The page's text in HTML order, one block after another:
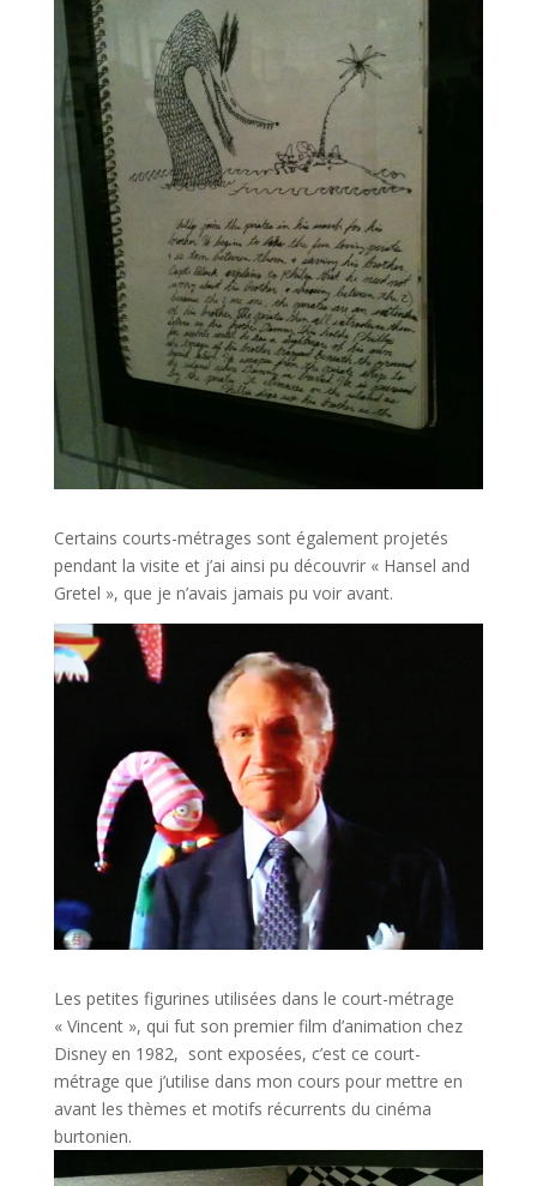
Certains courts-métrages sont également projetés
pendant la visite et j’ai ainsi pu découvrir « Hansel and
Gretel », que je n’avais jamais pu voir avant.
Les petites figurines utilisées dans le court-métrage
« Vincent », qui fut son premier film d’animation chez
Disney en 1982, sont exposées, c’est ce court-
métrage que j’utilise dans mon cours pour mettre en
avant les thèmes et motifs récurrents du cinéma
burtonien.